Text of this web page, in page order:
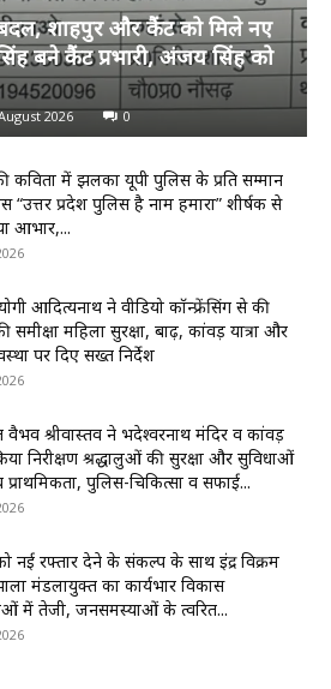
शाहपुर और कैंट को मिले नए
सिंह बने कैंट प्रभारी, अंजय सिंह को
2026 0
कविता में झलका यूपी पुलिस के प्रति सम्मान
“उत्तर प्रदेश पुलिस है नाम हमारा” शीर्षक से
आभार,...
आदित्यनाथ ने वीडियो कॉन्फ्रेंसिंग से की
समीक्षा महिला सुरक्षा, बाढ़, कांवड़ यात्रा और
पर दिए सख्त निर्देश
श्रीवास्तव ने भदेश्वरनाथ मंदिर व कांवड़
निरीक्षण श्रद्धालुओं की सुरक्षा और सुविधाओं
प्राथमिकता, पुलिस-चिकित्सा व सफाई...
नई रफ्तार देने के संकल्प के साथ इंद्र विक्रम
मंडलायुक्त का कार्यभार विकास
में तेजी, जनसमस्याओं के त्वरित...